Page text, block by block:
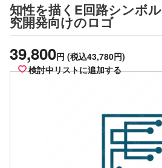
知性を描くE回路シンボ
究開発向けのロゴ
39,800円 (税込43,780円)
検討中リストに追加する